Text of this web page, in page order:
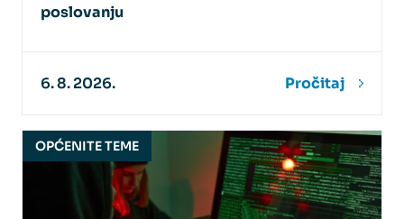
poslovanju
6. 8. 2026. Pročitaj
OPĆENITE TEME